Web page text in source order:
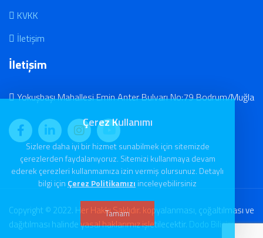
KVKK
İletişim
İletişim
Yokuşbaşı Mahallesi Emin Anter Bulvarı No:79 Bodrum/Muğla
Copyright © 2022. Her Hakkı Saklıdır. kopyalanması, çoğaltılması ve
dağıtılması halinde yasal haklarımız işletilecektir. Dodo Bilişim
Çerez Kullanımı
Sizlere daha iyi bir hizmet sunabilmek için sitemizde
çerezlerden faydalanıyoruz. Sitemizi kullanmaya devam
ederek çerezleri kullanmamıza izin vermiş olursunuz. Detaylı
bilgi için Çerez Politikamızı inceleyebilirsiniz
Tamam